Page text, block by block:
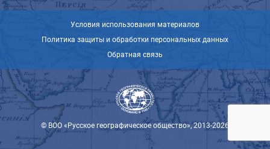
Условия использования материалов
Политика защиты и обработки персональных данных
Обратная связь
© ВОО «Русское географическое общество», 2013-2026